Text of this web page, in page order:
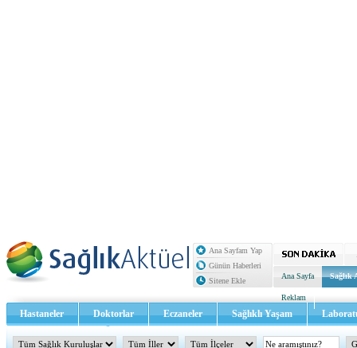
Ana Sayfam Yap
Günün Haberleri
Sitene Ekle
Ana Sayfa Sağlık
Reklam
Hastaneler Doktorlar Eczaneler Sağlıklı Yaşam
Sağlık TV - Video İletişim